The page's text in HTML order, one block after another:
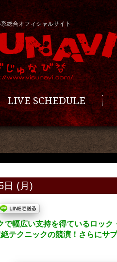
総合オフィシャルサイト
LIVE SCHEDULE
日 (月)
で幅広い支持を得ているロッ
テクニックの競演！さらにサ